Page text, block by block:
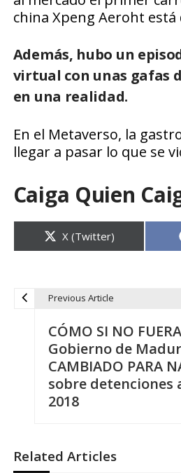
china Xpeng Aeroht
Además, hubo un
virtual con unas gafas
en una realidad.
En el Metaverso, la
llegar a pasar lo que se
Caiga Quien
Compartir
en
X (Twitter)
g
Previous Article
CÓMO SI NO
Gobierno de
CAMBIADO PARA
sobre
2018
Related Articles